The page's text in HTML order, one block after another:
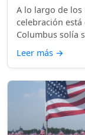
A lo largo de los
celebración
Columbus solía
Leer más →